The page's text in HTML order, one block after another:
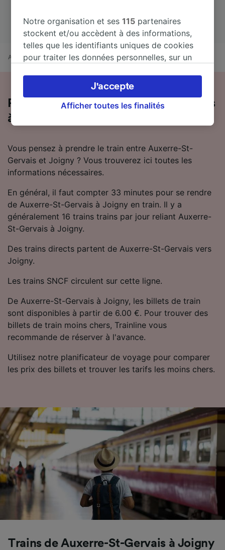
Accueil Horaires train Auxerre-St-Gervais à Joigny
Prendre le train de Auxerre-St-Gervais
à Joigny
Vous pensez à prendre le train entre Auxerre-St-
Gervais et Joigny ? Vous trouverez ici toutes les
informations nécessaires.
En général, il faut compter 33 minutes pour se rendre
de Auxerre-St-Gervais à Joigny en train. Il y a
généralement 16 trains trains par jour reliant Auxerre-
St-Gervais à Joigny.
Des trains directs partent de Auxerre-St-Gervais vers
Joigny.
Les trains SNCF circulent sur cette ligne.
De Auxerre-St-Gervais à Joigny, les billets de train
sont disponibles à partir de 6.00 €. Pour trouver des
billets de train moins chers, Trainline vous
recommande de réserver à l'avance.
Utilisez notre planificateur de voyage pour comparer
les prix des billets et trouver les tarifs les moins chers.
Trains de Auxerre-St-Gervais à Joigny
Notre organisation et ses115 partenaires
stockent et/ou accèdent à des informations,
telles que les identifiants uniques de cookies
pour traiter les données personnelles, sur un
préférences, notamment en exerçant votre
droit d’opposition à l’intérêt légitime, en
cliquant ci-dessous ou à tout moment sur la
Vos données ne seront pas utilisées à des fins
de traçage si vous nous avez demandé de ne
pas vous tracer.
Nos équipes ainsi que nos partenaires
externes, traitent des données selon les
finalités suivantes :
Utiliser des données de géolocalisation
précises. Analyser activement les
caractéristiques de l’appareil pour
l’identification. Stocker et/ou accéder à des
contenu personnalisés, mesure de
études d’audience et développement de
services.
Liste de nos partenaires (fournisseurs)
Afficher toutes les finalités
J'accepte